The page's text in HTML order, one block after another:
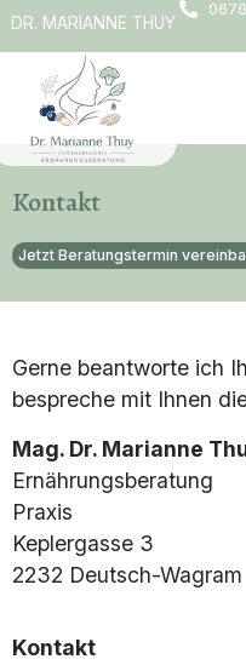
DR. MARIANNE THUY
Kontakt
Jetzt Beratungstermin
Gerne beantworte ich
bespreche mit Ihnen
Mag. Dr. Marianne
Ernährungsberatung
Praxis
Keplergasse 3
2232 Deutsch-Wagram
Kontakt